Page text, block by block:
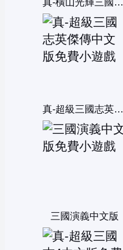
真-橫山光輝三國誌中文版
真-超級三國志英傑傳中文版
三國演義中文版